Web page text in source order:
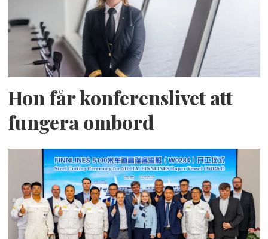
Hon får konferenslivet att
fungera ombord